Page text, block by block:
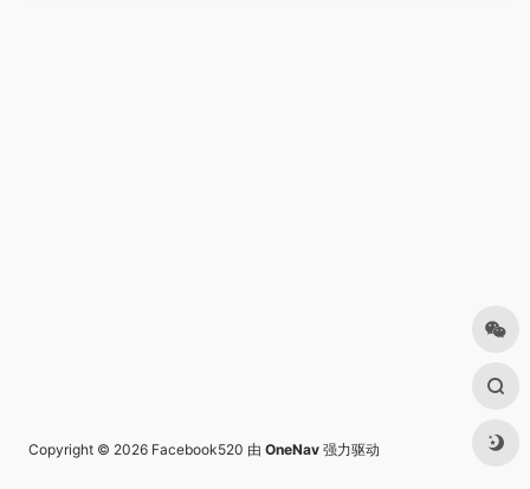
Copyright © 2026 Facebook520 由 OneNav 强力驱动